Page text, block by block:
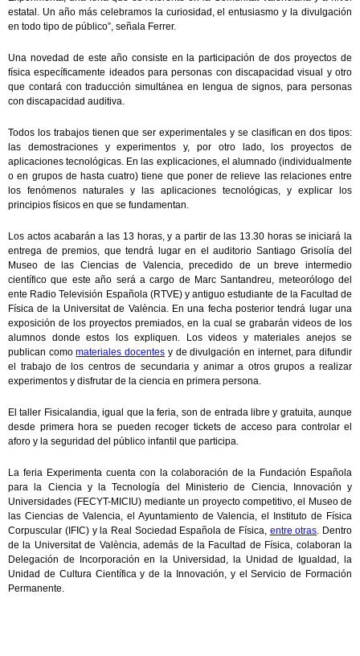
estatal. Un año más celebramos la curiosidad, el entusiasmo y la divulgación
en todo tipo de público”, señala Ferrer.
Una novedad de este año consiste en la participación de dos proyectos de
física específicamente ideados para personas con discapacidad visual y otro
que contará con traducción simultánea en lengua de signos, para personas
con discapacidad auditiva.
Todos los trabajos tienen que ser experimentales y se clasifican en dos tipos:
las demostraciones y experimentos y, por otro lado, los proyectos de
aplicaciones tecnológicas. En las explicaciones, el alumnado (individualmente
o en grupos de hasta cuatro) tiene que poner de relieve las relaciones entre
los fenómenos naturales y las aplicaciones tecnológicas, y explicar los
principios físicos en que se fundamentan.
Los actos acabarán a las 13 horas, y a partir de las 13.30 horas se iniciará la
entrega de premios, que tendrá lugar en el auditorio Santiago Grisolía del
Museo de las Ciencias de Valencia, precedido de un breve intermedio
científico que este año será a cargo de Marc Santandreu, meteorólogo del
ente Radio Televisión Española (RTVE) y antiguo estudiante de la Facultad de
Física de la Universitat de València. En una fecha posterior tendrá lugar una
exposición de los proyectos premiados, en la cual se grabarán videos de los
alumnos donde estos los expliquen. Los videos y materiales anejos se
publican comomateriales docentes y de divulgación en internet, para difundir
el trabajo de los centros de secundaria y animar a otros grupos a realizar
experimentos y disfrutar de la ciencia en primera persona.
El taller Fisicalandia, igual que la feria, son de entrada libre y gratuita, aunque
desde primera hora se pueden recoger tickets de acceso para controlar el
aforo y la seguridad del público infantil que participa.
La feria Experimenta cuenta con la colaboración de la Fundación Española
para la Ciencia y la Tecnología del Ministerio de Ciencia, Innovación y
Universidades (FECYT-MICIU) mediante un proyecto competitivo, el Museo de
las Ciencias de Valencia, el Ayuntamiento de Valencia, el Instituto de Física
Corpuscular (IFIC) y la Real Sociedad Española de Física, entre otras. Dentro
de la Universitat de València, además de la Facultad de Física, colaboran la
Delegación de Incorporación en la Universidad, la Unidad de Igualdad, la
Unidad de Cultura Científica y de la Innovación, y el Servicio de Formación
Permanente.